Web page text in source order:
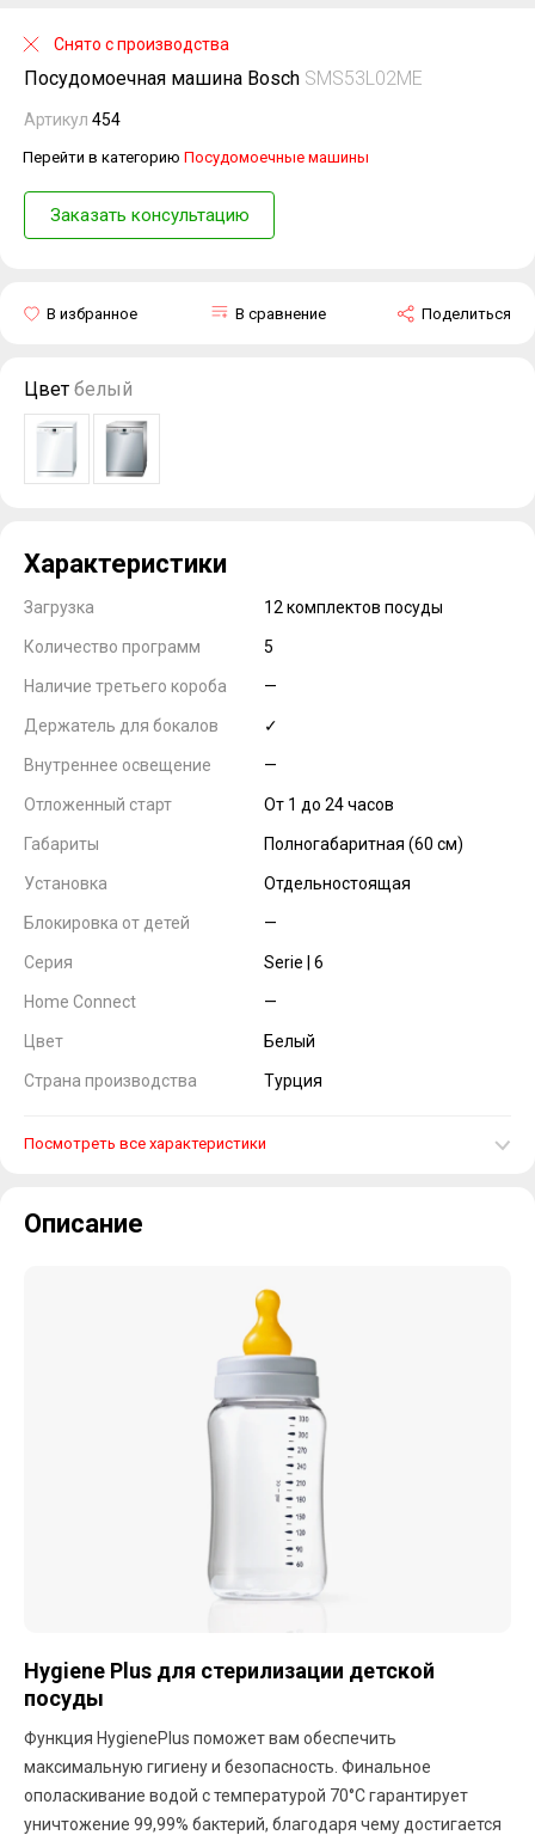
Посудомоечная машина Bosch SMS53L02ME
Артикул 454
Перейти в категорию Посудомоечные машины
Заказать консультацию
Поделиться
В сравнение
В избранное
Снято с производства
Цвет белый
Характеристики
Загрузка 12 комплектов посуды
Количество программ 5
Наличие третьего короба —
Держатель для бокалов ✓
Внутреннее освещение —
Отложенный старт От 1 до 24 часов
Габариты Полногабаритная (60 см)
Установка Отдельностоящая
Блокировка от детей —
Серия Serie | 6
Home Connect —
Цвет Белый
Страна производства Турция
Посмотреть все характеристики
Описание
Hygiene Plus для стерилизации детской
посуды
Функция HygienePlus поможет вам обеспечить
максимальную гигиену и безопасность. Финальное
ополаскивание водой с температурой 70°C гарантирует
уничтожение 99,99% бактерий, благодаря чему достигается